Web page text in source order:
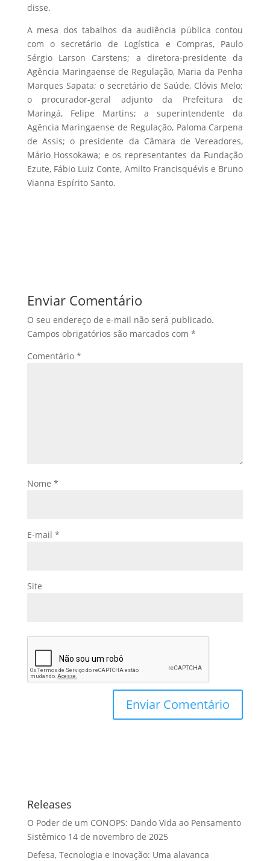
disse.
A mesa dos tabalhos da audiência pública contou
com o secretário de Logística e Compras, Paulo
Sérgio Larson Carstens; a diretora-presidente da
Agência Maringaense de Regulação, Maria da Penha
Marques Sapata; o secretário de Saúde, Clóvis Melo;
o procurador-geral adjunto da Prefeitura de
Maringá, Felipe Martins; a superintendente da
Agência Maringaense de Regulação, Paloma Carpena
de Assis; o presidente da Câmara de Vereadores,
Mário Hossokawa; e os representantes da Fundação
Ezute, Fábio Luiz Conte, Amilto Francisquévis e Bruno
Vianna Espírito Santo.
Enviar Comentário
O seu endereço de e-mail não será publicado.
Campos obrigatórios são marcados com *
Comentário *
Nome *
E-mail *
Site
Releases
O Poder de um CONOPS: Dando Vida ao Pensamento
Sistêmico 14 de novembro de 2025
Defesa, Tecnologia e Inovação: Uma alavanca